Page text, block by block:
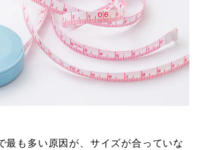
最も多い原因が、サイズが合っていな